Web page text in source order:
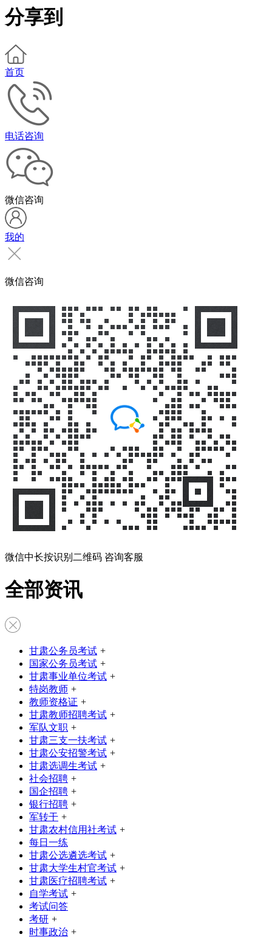
分享到
首页
电话咨询
微信咨询
我的
微信咨询
微信中长按识别二维码 咨询客服
全部资讯
甘肃公务员考试 +
国家公务员考试 +
甘肃事业单位考试 +
特岗教师 +
教师资格证 +
甘肃教师招聘考试 +
军队文职 +
甘肃三支一扶考试 +
甘肃公安招警考试 +
甘肃选调生考试 +
社会招聘 +
国企招聘 +
银行招聘 +
军转干 +
甘肃农村信用社考试 +
每日一练
甘肃公选遴选考试 +
甘肃大学生村官考试 +
甘肃医疗招聘考试 +
自学考试 +
考试问答
考研 +
时事政治 +